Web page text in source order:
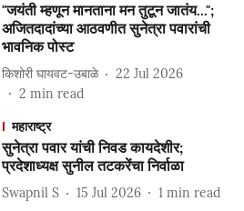
"जयंती म्हणून मानताना मन तुटून जातंय...";
अजितदादांच्या आठवणीत सुनेत्रा पवारांची
भावनिक पोस्ट
किशोरी घायवट-उबाळे
22 Jul 2026
2 min read
महाराष्ट्र
सुनेत्रा पवार यांची निवड कायदेशीर;
प्रदेशाध्यक्ष सुनील तटकरेंचा निर्वाळा
Swapnil S 15 Jul 2026 1 min read